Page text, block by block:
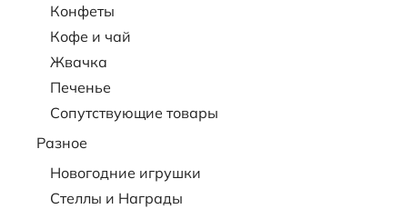
Конфеты
Кофе и чай
Жвачка
Печенье
Сопутствующие товары
Разное
Новогодние игрушки
Стеллы и Награды